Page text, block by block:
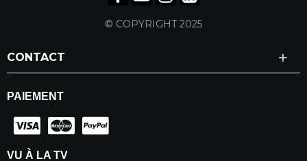
© COPYRIGHT 2025
CONTACT
PAIEMENT
VU À LA TV